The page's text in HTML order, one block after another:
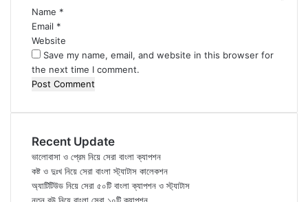
Name *
Email *
Website
Save my name, email, and website in this browser for
the next time I comment.
Recent Update
ভালোবাসা ও প্রেম নিয়ে সেরা বাংলা ক্যাপশন
কষ্ট ও দুঃখ নিয়ে সেরা বাংলা স্ট্যাটাস কালেকশন
অ্যাটিটিউড নিয়ে সেরা ৫০টি বাংলা ক্যাপশন ও স্ট্যাটাস